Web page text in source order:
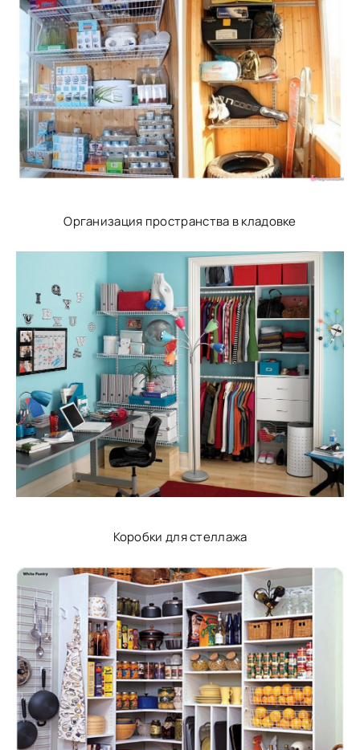
Организация пространства в кладовке
Коробки для стеллажа